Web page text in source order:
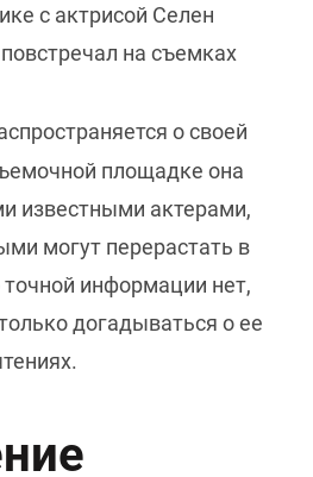
с актрисой Селен
на съемках
о своей
площадке она
известными актерами,
могут перерастать в
информации нет,
догадываться о ее